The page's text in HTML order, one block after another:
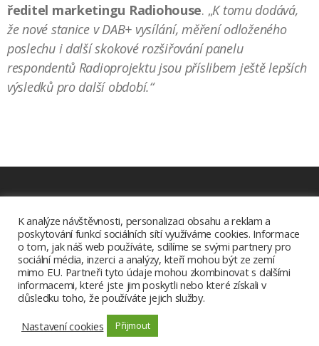
ředitel marketingu Radiohouse. „K tomu dodává,
že nové stanice v DAB+ vysílání, měření odloženého
poslechu i další skokové rozšiřování panelu
respondentů Radioprojektu jsou příslibem ještě lepších
výsledků pro další období.“
Aplikace Radia.cz
Copyright © 2026 |
Radiohouse s.r.o. |Spravovat cookies|Všeobecné obchodní
K analýze návštěvnosti, personalizaci obsahu a reklam a
poskytování funkcí sociálních sítí využíváme cookies. Informace
o tom, jak náš web používáte, sdílíme se svými partnery pro
sociální média, inzerci a analýzy, kteří mohou být ze zemí
mimo EU. Partneři tyto údaje mohou zkombinovat s dalšími
informacemi, které jste jim poskytli nebo které získali v
důsledku toho, že používáte jejich služby.
Nastavení cookies
Přijmout